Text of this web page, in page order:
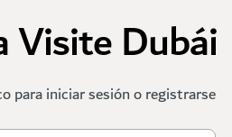
Visite Dubái
para iniciar sesión o registrarse